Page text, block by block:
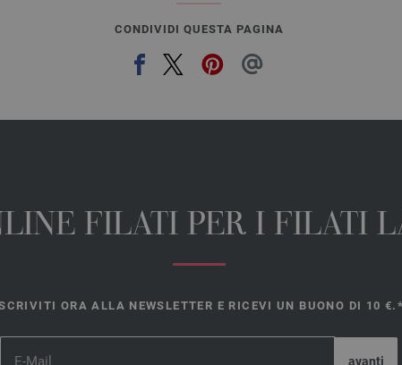
CONDIVIDI QUESTA PAGINA
FILATI PER I FILATI
ORA ALLA NEWSLETTER E RICEVI UN BUONO DI 10 €.*